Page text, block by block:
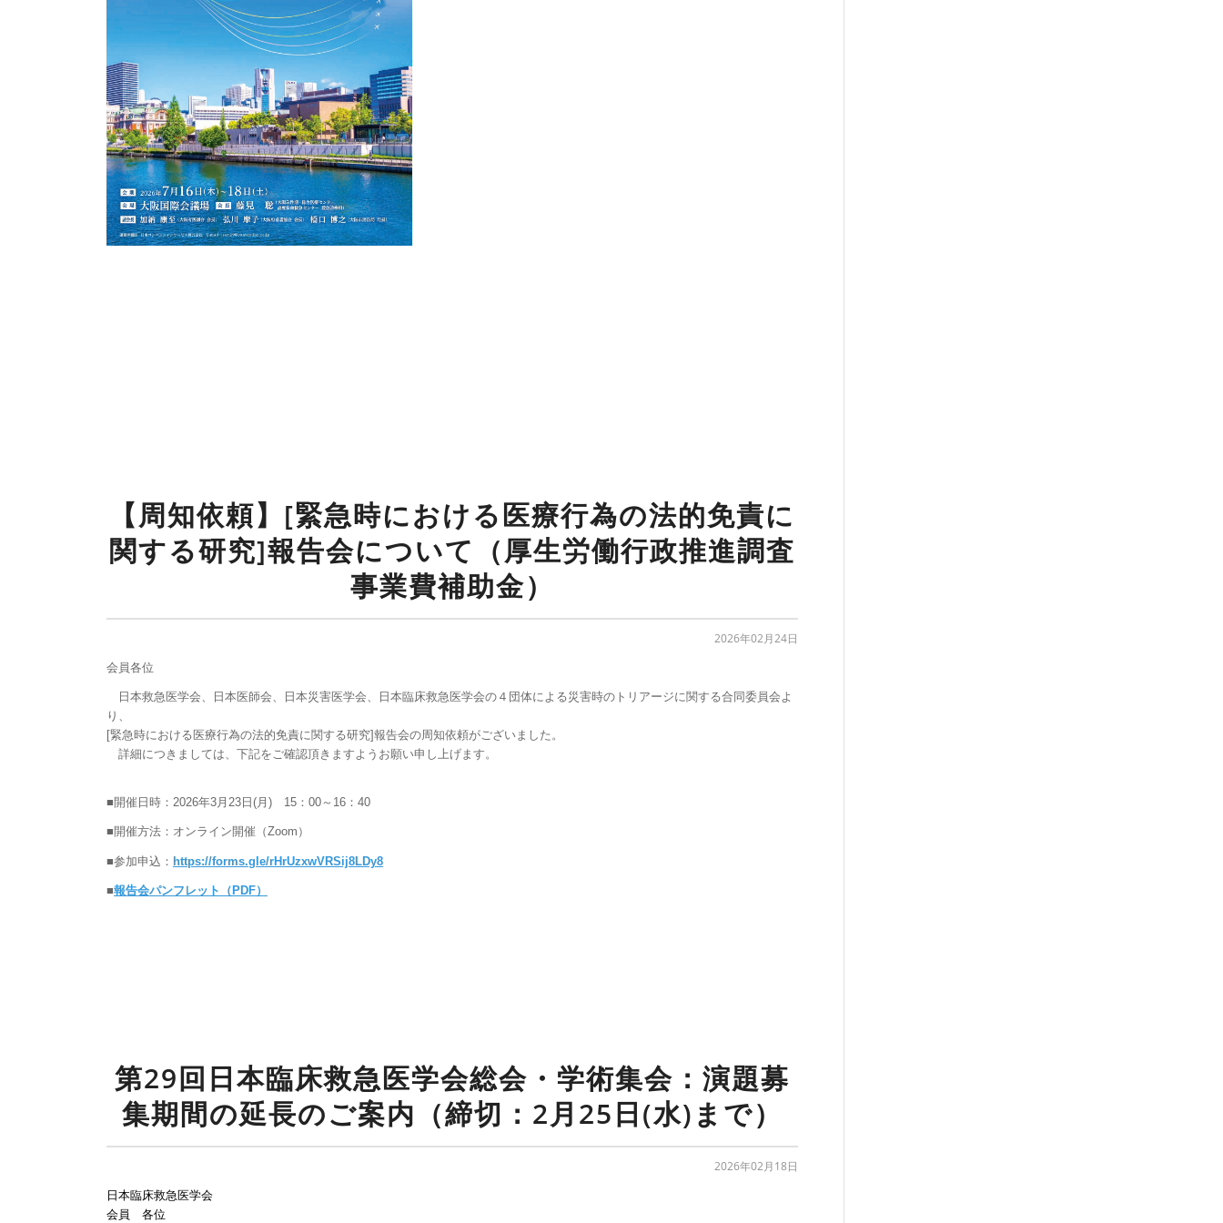
【周知依頼】[緊急時における医療行為の法的免責に
関する研究]報告会について（厚生労働行政推進調査
事業費補助金）
2026年02月24日
会員各位
日本救急医学会、日本医師会、日本災害医学会、日本臨床救急医学会の４団体による災害時のトリアージに関する合同委員会よ
り、
[緊急時における医療行為の法的免責に関する研究]報告会の周知依頼がございました。
詳細につきましては、下記をご確認頂きますようお願い申し上げます。
■開催日時：2026年3月23日(月) 15：00～16：40
■開催方法：オンライン開催（Zoom）
■参加申込： https://forms.gle/rHrUzxwVRSij8LDy8
■報告会パンフレット（PDF）
第29回日本臨床救急医学会総会・学術集会：演題募
集期間の延長のご案内（締切：2月25日(水)まで）
2026年02月18日
日本臨床救急医学会
会員 各位